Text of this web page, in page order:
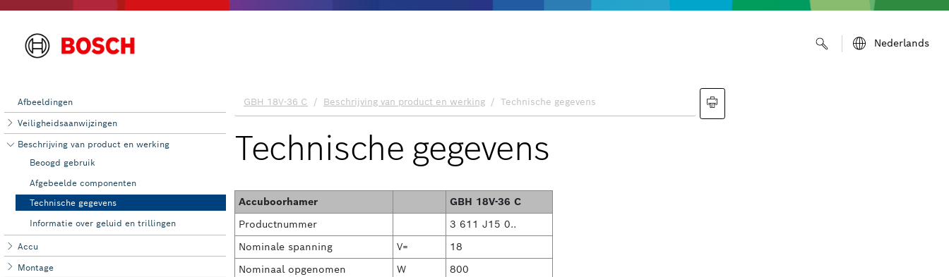
Nederlands
Afbeeldingen
Veiligheidsaanwijzingen
Beschrijving van product en werking
Beoogd gebruik
Afgebeelde componenten
Technische gegevens
Informatie over geluid en trillingen
Accu
Montage